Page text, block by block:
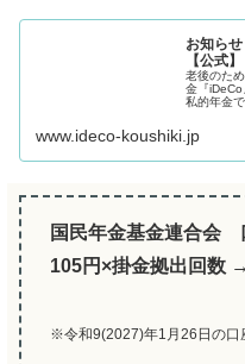
お知ら
【公式】
老後のた
金『
私的年金で
www.ideco-koushiki.jp
国民年金基金連合会
105円×掛金拠出回数 →
※令和9(2027)年1月26日の口